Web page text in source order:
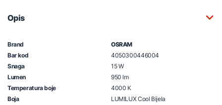
Opis
Brand
OSRAM
Bar kod
4050300446004
Snaga
15 W
Lumen
950 lm
Temperatura boje
4000 K
Boja
LUMILUX Cool Bijela